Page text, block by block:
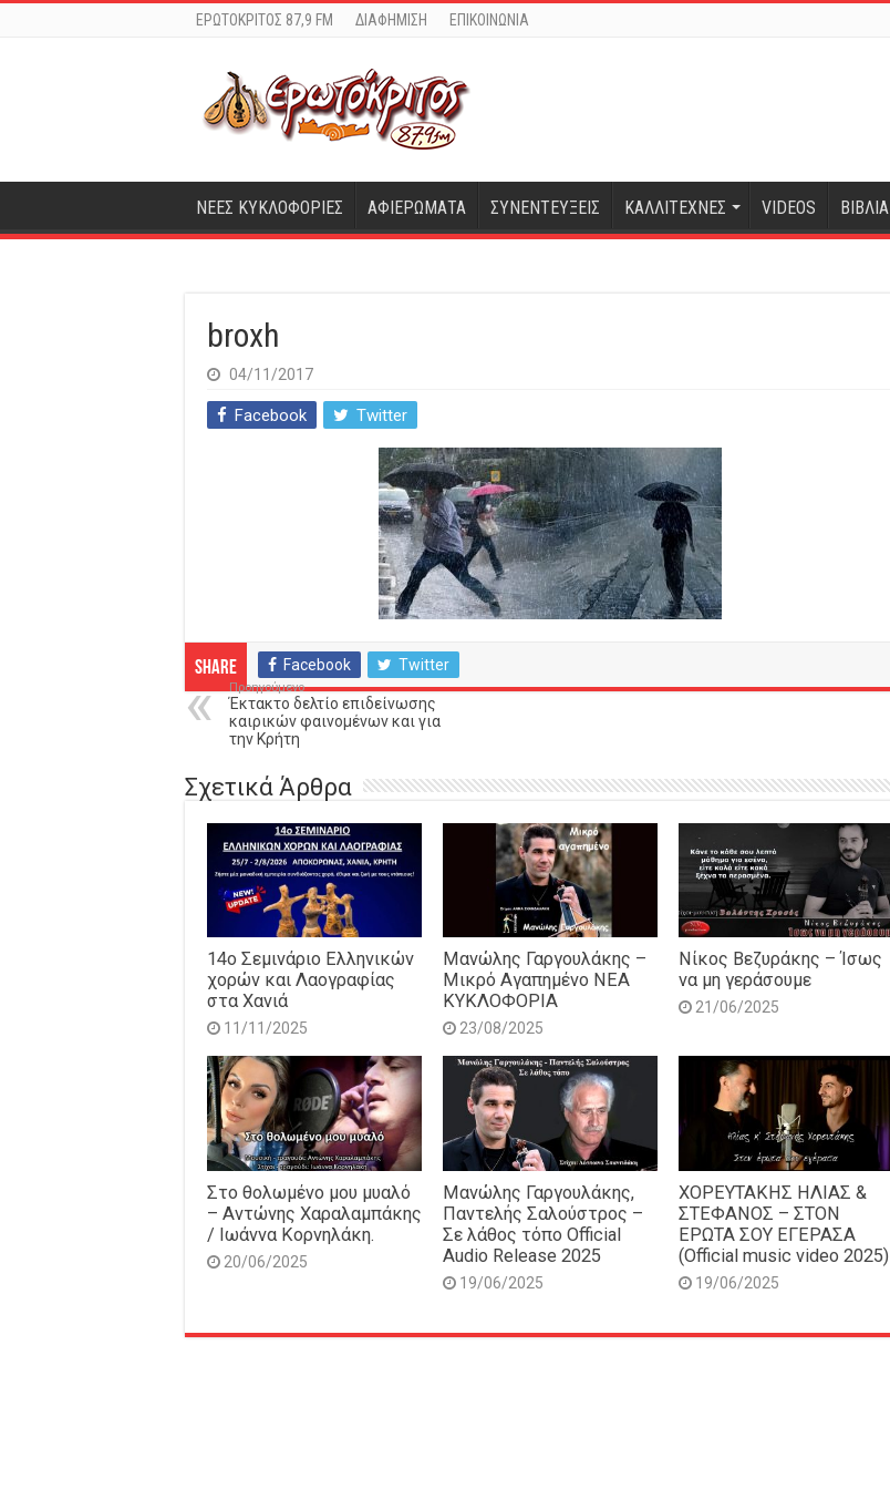
ΕΡΩΤΟΚΡΙΤΟΣ 87,9 FM ΔΙΑΦΗΜΙΣΗ ΕΠΙΚΟΙΝΩΝΙΑ
ΝΕΕΣ ΚΥΚΛΟΦΟΡΙΕΣ ΑΦΙΕΡΩΜΑΤΑ ΣΥΝΕΝΤΕΥΞΕΙΣ ΚΑΛΛΙΤΕΧΝΕΣ VIDEOS ΒΙΒΛΙΑ
broxh
04/11/2017
Facebook Twitter
Share Facebook Twitter
Προηγούμενο
Έκτακτο δελτίο επιδείνωσης
καιρικών φαινομένων και για
την Κρήτη
Σχετικά Άρθρα
14o Σεμινάριο Ελληνικών
χορών και Λαογραφίας
στα Χανιά
11/11/2025
Μανώλης Γαργουλάκης –
Μικρό Αγαπημένο NEΑ
ΚΥΚΛΟΦΟΡΙΑ
23/08/2025
Νίκος Βεζυράκης – Ίσως
να μη γεράσουμε
21/06/2025
Στο θολωμένο μου μυαλό
– Αντώνης Χαραλαμπάκης
/ Ιωάννα Κορνηλάκη.
20/06/2025
Μανώλης Γαργουλάκης,
Παντελής Σαλούστρος –
Σε λάθος τόπο Official
Audio Release 2025
19/06/2025
ΧΟΡΕΥΤΑΚΗΣ ΗΛΙΑΣ &
ΣΤΕΦΑΝΟΣ – ΣΤΟΝ
ΕΡΩΤΑ ΣΟΥ ΕΓΕΡΑΣΑ
(Official music video 2025)
19/06/2025